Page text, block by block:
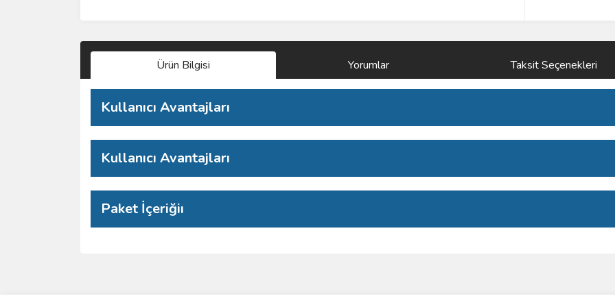
Ürün Bilgisi Yorumlar Taksit Seçenekleri
Kullanıcı Avantajları
Kullanıcı Avantajları
Paket İçeriğiı